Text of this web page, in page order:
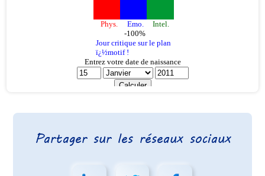
Partager sur les réseaux sociaux